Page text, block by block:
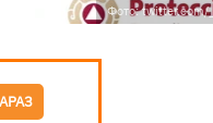
Фото: twitter.com/